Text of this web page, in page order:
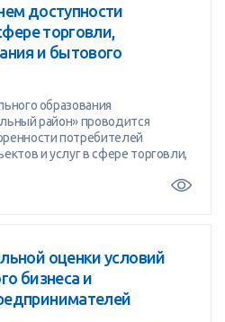
доступности
торговли,
и бытового
образования
район» проводится
потребителей
и услуг в сфере торговли,
оценки условий
бизнеса и